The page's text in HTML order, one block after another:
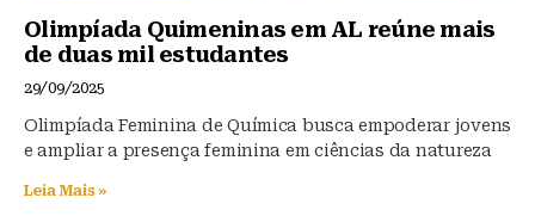
Olimpíada Quimeninas em AL reúne mais
de duas mil estudantes
29/09/2025
Olimpíada Feminina de Química busca empoderar jovens
e ampliar a presença feminina em ciências da natureza
Leia Mais »